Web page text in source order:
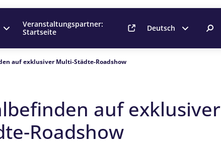
Veranstaltungspartner:
Startseite
Deutsch
auf exklusiver Multi-Städte-Roadshow
auf exklusiver
Roadshow